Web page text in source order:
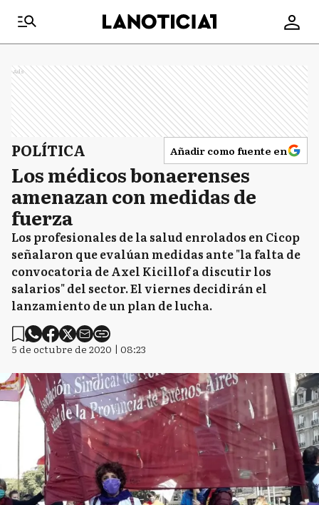
Ads
POLÍTICA Añadir como fuente en
Los médicos bonaerenses
amenazan con medidas de
fuerza
Los profesionales de la salud enrolados en Cicop
señalaron que evalúan medidas ante "la falta de
convocatoria de Axel Kicillof a discutir los
salarios" del sector. El viernes decidirán el
lanzamiento de un plan de lucha.
5 de octubre de 2020 | 08:23